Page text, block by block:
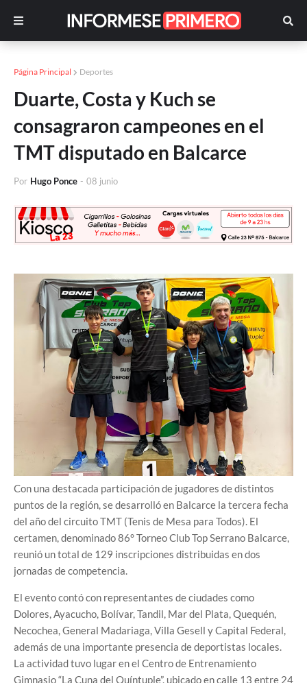
Página Principal Deportes
Duarte, Costa y Kuch se
consagraron campeones en el
TMT disputado en Balcarce
Por Hugo Ponce - 08 junio
Con una destacada participación de jugadores de distintos
puntos de la región, se desarrolló en Balcarce la tercera fecha
del año del circuito TMT (Tenis de Mesa para Todos). El
certamen, denominado 86° Torneo Club Top Serrano Balcarce,
reunió un total de 129 inscripciones distribuidas en dos
jornadas de competencia.
El evento contó con representantes de ciudades como
Dolores, Ayacucho, Bolívar, Tandil, Mar del Plata, Quequén,
Necochea, General Madariaga, Villa Gesell y Capital Federal,
además de una importante presencia de deportistas locales.
La actividad tuvo lugar en el Centro de Entrenamiento
Gimnasio “La Cuna del Quíntuple”, ubicado en calle 13 entre 24